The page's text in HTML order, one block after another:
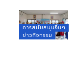
การสนับสนุนอื่นๆ
ข่าวกิจกรรม